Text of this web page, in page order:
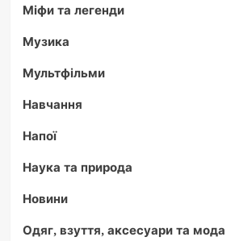
Міфи та легенди
Музика
Мультфільми
Навчання
Напої
Наука та природа
Новини
Одяг, взуття, аксесуари та мода